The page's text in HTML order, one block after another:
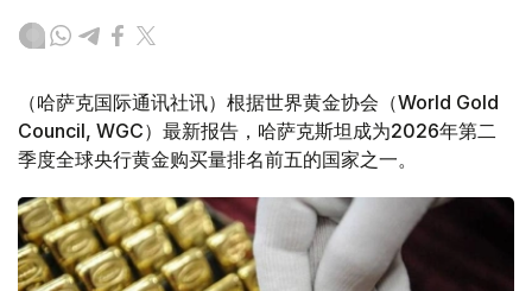
（哈萨克国际通讯社讯）根据世界黄金协会（World Gold
Council, WGC）最新报告，哈萨克斯坦成为2026年第二
季度全球央行黄金购买量排名前五的国家之一。